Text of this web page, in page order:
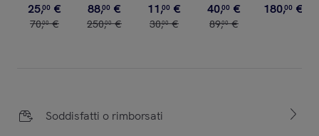
25,00 €
70,00 €
88,00 €
250,00 €
11,00 €
30,00 €
40,00 €
89,00 €
180,00 €
Soddisfatti o rimborsati